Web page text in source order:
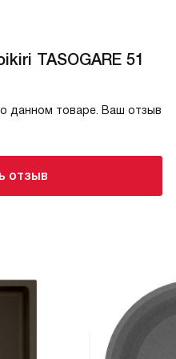
TASOGARE 51
данном товаре. Ваш отзыв
отзыв